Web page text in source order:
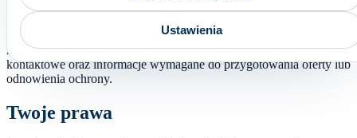
Ustawienia
Zakres danych
Zakres zależy od formularza i obejmuje dane identyfikacyjne,
kontaktowe oraz informacje wymagane do przygotowania oferty lub
odnowienia ochrony.
Twoje prawa